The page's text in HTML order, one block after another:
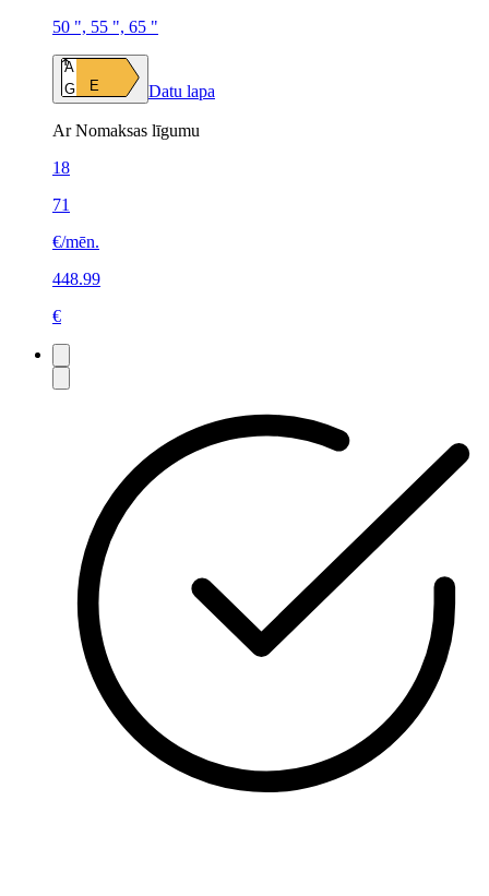
50 ", 55 ", 65 "
A
G
E Datu lapa
Ar Nomaksas līgumu
18
71
€/mēn.
448.99
€